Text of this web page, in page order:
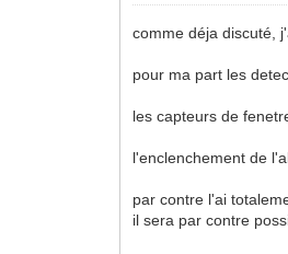
comme déja discuté,
pour ma part les
les capteurs de
l'enclenchement de
par contre l'ai
il sera par contre